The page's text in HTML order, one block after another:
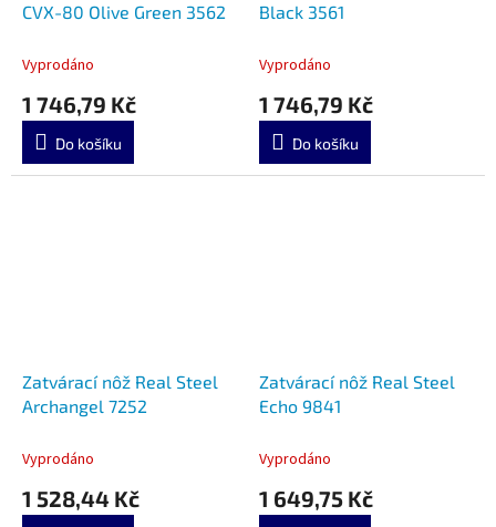
CVX-80 Olive Green 3562
Vyprodáno
1 746,79 Kč
Do košíku
Black 3561
Vyprodáno
1 746,79 Kč
Do košíku
Zatvárací nôž Real Steel
Archangel 7252
Vyprodáno
1 528,44 Kč
Zatvárací nôž Real Steel
Echo 9841
Vyprodáno
1 649,75 Kč